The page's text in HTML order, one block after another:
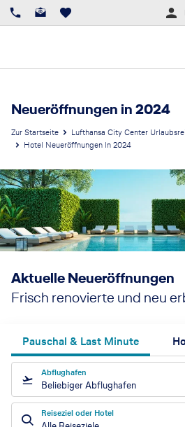
Neueröffnungen in 2024
Zur Startseite Lufthansa City Center
Hotel Neueröffnungen In 2024
Aktuelle Neueröffnungen
Frisch renovierte und neu
Pauschal & Last Minute
Abflughafen
Beliebiger Abflughafen
Reiseziel oder Hotel